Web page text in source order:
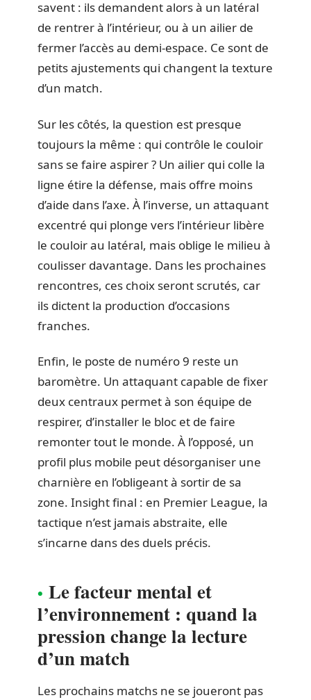
savent : ils demandent alors à un latéral
de rentrer à l’intérieur, ou à un ailier de
fermer l’accès au demi-espace. Ce sont de
petits ajustements qui changent la texture
d’un match.
Sur les côtés, la question est presque
toujours la même : qui contrôle le couloir
sans se faire aspirer ? Un ailier qui colle la
ligne étire la défense, mais offre moins
d’aide dans l’axe. À l’inverse, un attaquant
excentré qui plonge vers l’intérieur libère
le couloir au latéral, mais oblige le milieu à
coulisser davantage. Dans les prochaines
rencontres, ces choix seront scrutés, car
ils dictent la production d’occasions
franches.
Enfin, le poste de numéro 9 reste un
baromètre. Un attaquant capable de fixer
deux centraux permet à son équipe de
respirer, d’installer le bloc et de faire
remonter tout le monde. À l’opposé, un
profil plus mobile peut désorganiser une
charnière en l’obligeant à sortir de sa
zone. Insight final : en Premier League, la
tactique n’est jamais abstraite, elle
s’incarne dans des duels précis.
Le facteur mental et
l’environnement : quand la
pression change la lecture
d’un match
Les prochains matchs ne se joueront pas